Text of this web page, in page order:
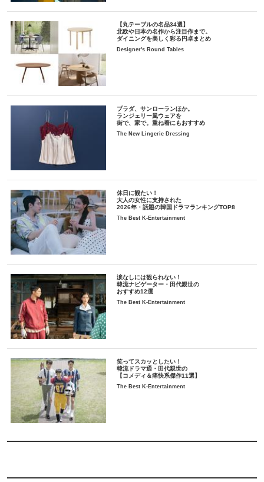
【丸テーブルの名品34選】
北欧や日本の名作から注目作まで。
ダイニングを美しく彩る円卓まとめ
Designer's Round Tables
プラダ、サンローランほか。
ランジェリー風ウェアを
街で、家で。重ね着にもおすすめ
The New Lingerie Dressing
休日に観たい！
大人の女性に支持された
2026年・話題の韓国ドラマランキングTOP8
The Best K-Entertainment
涙なしには観られない！
韓流ナビゲーター・田代親世の
おすすめ12選
The Best K-Entertainment
笑ってスカッとしたい！
韓流ドラマ通・田代親世の
【コメディ＆痛快系傑作11選】
The Best K-Entertainment